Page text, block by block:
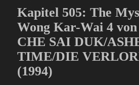
Kapitel 505: The
Wong Kar-Wai 4
CHE SAI DUK/
TIME/DIE
(1994)